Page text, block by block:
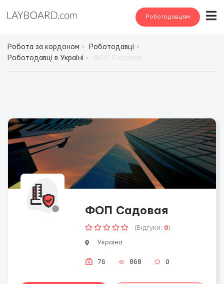
Роботодавцям
Робота за кордоном
Роботодавці
Роботодавці в Україні
ФОП Садовая
(Відгуки: 0)
Україна
76 868 0